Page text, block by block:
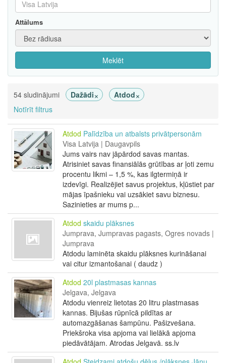
Attālums
Meklēt
54 sludinājumi Dažādi× Atdod×
Notīrīt filtrus
Atdod Palīdzība un atbalsts privātpersonām
Visa Latvija | Daugavpils
Jums vairs nav jāpārdod savas mantas.
Atrisiniet savas finansiālās grūtības ar ļoti zemu
procentu likmi – 1,5 %, kas ilgtermiņā ir
izdevīgi. Realizējiet savus projektus, kļūstiet par
mājas īpašnieku vai uzsākiet savu biznesu.
Sazinieties ar mums p...
Atdod skaidu plāksnes
Jumprava, Jumpravas pagasts, Ogres novads |
Jumprava
Atdodu laminēta skaidu plāksnes kurināšanai
vai citur izmantošanai ( daudz )
Atdod 20l plastmasas kannas
Jelgava, Jelgava
Atdodu vienreiz lietotas 20 litru plastmasas
kannas. Bijušas rūpnīcā pildītas ar
automazgāšanas šampūnu. Pašizvešana.
Priekšroka visa apjoma vai lielākā apjoma
piedāvātājam. Atrodas Jelgavā. ss.lv